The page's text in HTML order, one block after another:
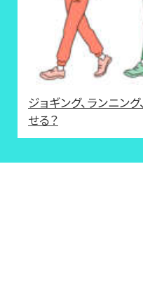
ジョギング、ランニン
せる？